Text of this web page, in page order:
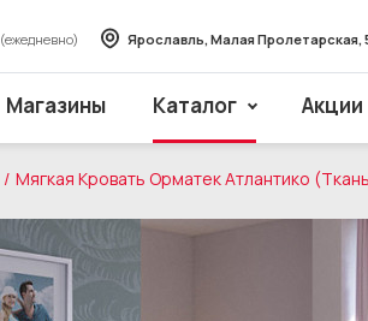
Магазины Каталог Акции
(ежедневно) Ярославль, Малая Пролетарская,
Мягкая Кровать Орматек Атлантико